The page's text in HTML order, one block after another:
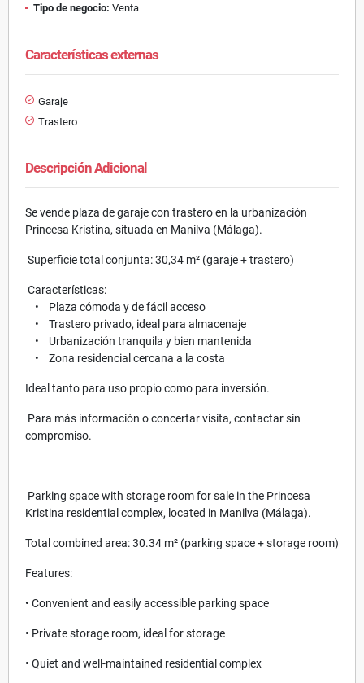
Tipo de negocio: Venta
Características externas
Garaje
Trastero
Descripción Adicional
Se vende plaza de garaje con trastero en la urbanización
Princesa Kristina, situada en Manilva (Málaga).
Superficie total conjunta: 30,34 m² (garaje + trastero)
Características:
• Plaza cómoda y de fácil acceso
• Trastero privado, ideal para almacenaje
• Urbanización tranquila y bien mantenida
• Zona residencial cercana a la costa
Ideal tanto para uso propio como para inversión.
Para más información o concertar visita, contactar sin
compromiso.
Parking space with storage room for sale in the Princesa
Kristina residential complex, located in Manilva (Málaga).
Total combined area: 30.34 m² (parking space + storage room)
Features:
• Convenient and easily accessible parking space
• Private storage room, ideal for storage
• Quiet and well-maintained residential complex